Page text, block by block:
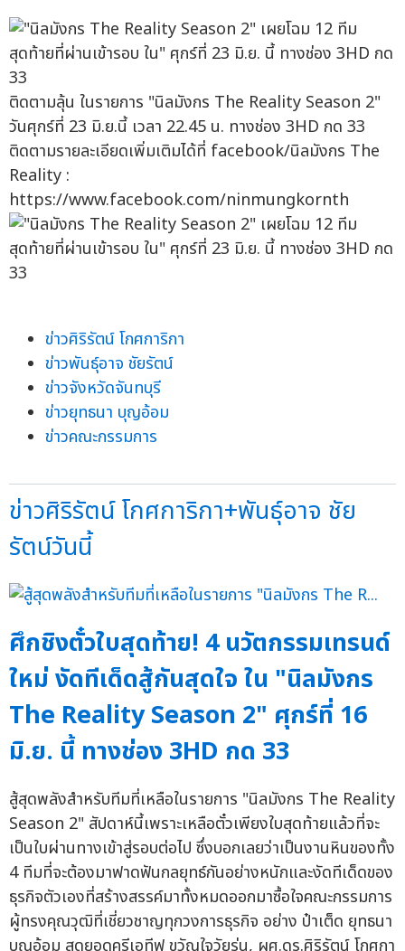
ติดตามลุ้น ในรายการ "นิลมังกร The Reality Season 2"
วันศุกร์ที่ 23 มิ.ย.นี้ เวลา 22.45 น. ทางช่อง 3HD กด 33
ติดตามรายละเอียดเพิ่มเติมได้ที่ facebook/นิลมังกร The
Reality :
https://www.facebook.com/ninmungkornth
ข่าวศิริรัตน์ โกศการิกา
ข่าวพันธุ์อาจ ชัยรัตน์
ข่าวจังหวัดจันทบุรี
ข่าวยุทธนา บุญอ้อม
ข่าวคณะกรรมการ
ข่าวศิริรัตน์ โกศการิกา+พันธุ์อาจ ชัย
รัตน์วันนี้
ศึกชิงตั๋วใบสุดท้าย! 4 นวัตกรรมเทรนด์
ใหม่ งัดทีเด็ดสู้กันสุดใจ ใน "นิลมังกร
The Reality Season 2" ศุกร์ที่ 16
มิ.ย. นี้ ทางช่อง 3HD กด 33
สู้สุดพลังสำหรับทีมที่เหลือในรายการ "นิลมังกร The Reality
Season 2" สัปดาห์นี้เพราะเหลือตั๋วเพียงใบสุดท้ายแล้วที่จะ
เป็นใบผ่านทางเข้าสู่รอบต่อไป ซึ่งบอกเลยว่าเป็นงานหินของทั้ง
4 ทีมที่จะต้องมาฟาดฟันกลยุทธ์กันอย่างหนักและงัดทีเด็ดของ
ธุรกิจตัวเองที่สร้างสรรค์มาทั้งหมดออกมาซื้อใจคณะกรรมการ
ผู้ทรงคุณวุฒิที่เชี่ยวชาญทุกวงการธุรกิจ อย่าง ป๋าเต็ด ยุทธนา
บุญอ้อม สุดยอดครีเอทีฟ ขวัญใจวัยรุ่น, ผศ.ดร.ศิริรัตน์ โกศกา